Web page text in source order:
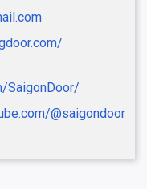
SaigonDoor/
@saigondoor